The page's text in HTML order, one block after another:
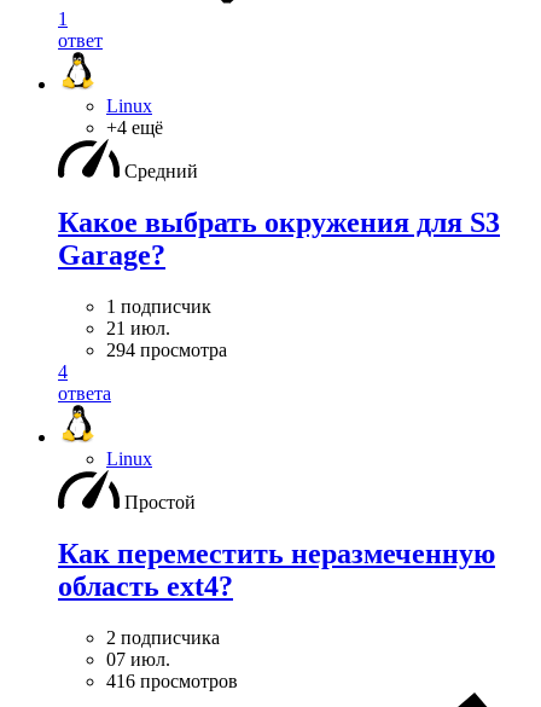
1
ответ
Linux
+4 ещё
Средний
Какое выбрать окружения для S3
Garage?
1 подписчик
21 июл.
294 просмотра
4
ответа
Linux
Простой
Как переместить неразмеченную
область ext4?
2 подписчика
07 июл.
416 просмотров